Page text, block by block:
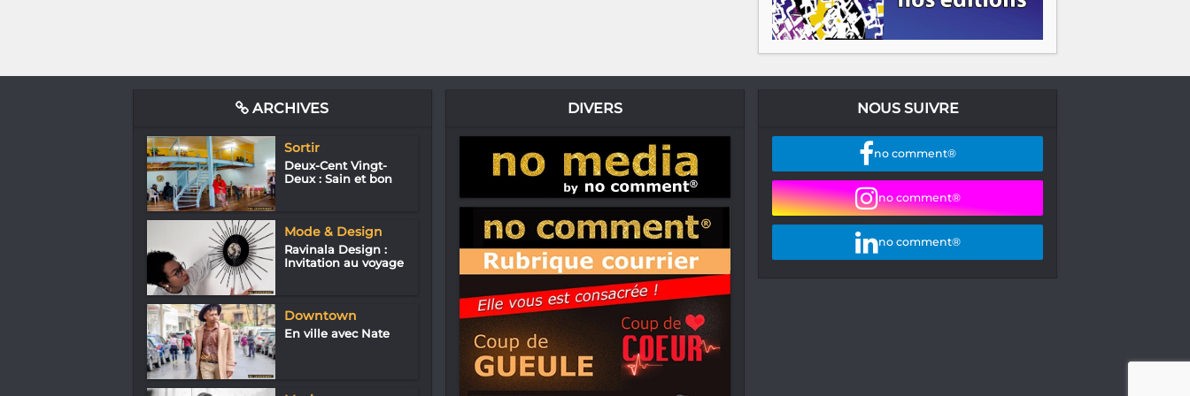
ARCHIVES
Sortir
Deux-Cent Vingt-
Deux : Sain et bon
Mode & Design
Ravinala Design :
Invitation au voyage
Downtown
En ville avec Nate
DIVERS NOUS SUIVRE
no comment®
no comment®
no comment®